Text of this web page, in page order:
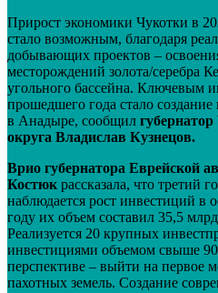
Прирост экономики Чукотки в
стало возможным, благодаря
добывающих проектов –
месторождений золота/серебра
угольного бассейна. Ключевым
прошедшего года стало
в Анадыре, сообщил
округа Владислав Кузнецов.
Врио губернатора Еврейской
Костюк рассказала, что третий
наблюдается рост инвестиций в
году их объем составил 35,5
Реализуется 20 крупных
инвестициями объемом свыше
перспективе – выйти на первое
пахотных земель. Создание